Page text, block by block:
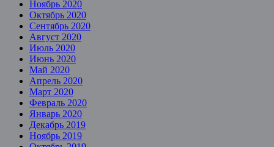
Ноябрь 2020
Октябрь 2020
Сентябрь 2020
Август 2020
Июль 2020
Июнь 2020
Май 2020
Апрель 2020
Март 2020
Февраль 2020
Январь 2020
Декабрь 2019
Ноябрь 2019